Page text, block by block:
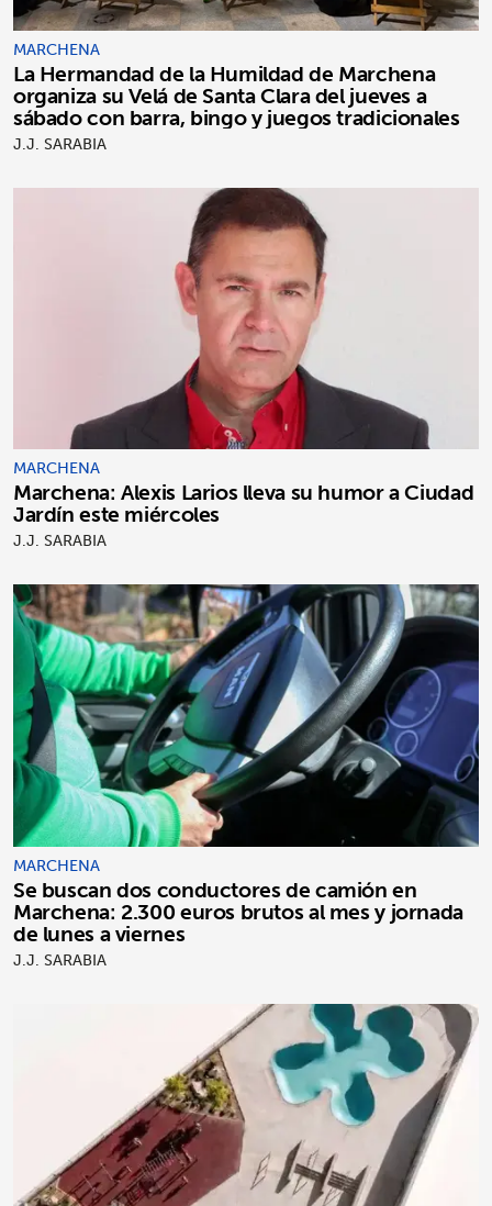
MARCHENA
La Hermandad de la Humildad de Marchena
organiza su Velá de Santa Clara del jueves a
sábado con barra, bingo y juegos tradicionales
J.J. SARABIA
MARCHENA
Marchena: Alexis Larios lleva su humor a Ciudad
Jardín este miércoles
J.J. SARABIA
MARCHENA
Se buscan dos conductores de camión en
Marchena: 2.300 euros brutos al mes y jornada
de lunes a viernes
J.J. SARABIA